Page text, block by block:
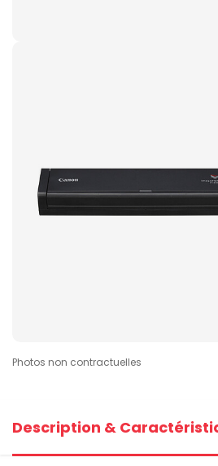
Photos non contractuelles
Description &